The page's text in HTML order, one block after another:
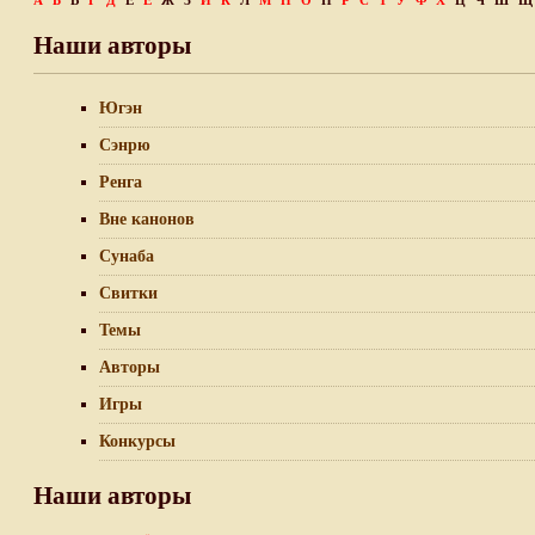
Наши авторы
Югэн
Сэнрю
Ренга
Вне канонов
Сунаба
Свитки
Темы
Авторы
Игры
Конкурсы
Наши авторы